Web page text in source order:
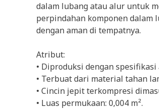
dalam lubang atau alur untuk
perpindahan komponen dalam
dengan aman di tempatnya.
Atribut:
• Diproduksi dengan
• Terbuat dari material tahan
• Cincin jepit terkompresi
• Luas permukaan: 0,004 m².